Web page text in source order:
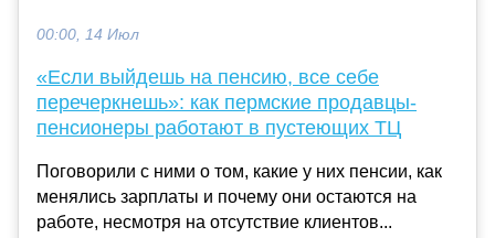
00:00, 14 Июл
«Если выйдешь на пенсию, все себе
перечеркнешь»: как пермские продавцы-
пенсионеры работают в пустеющих ТЦ
Поговорили с ними о том, какие у них пенсии, как
менялись зарплаты и почему они остаются на
работе, несмотря на отсутствие клиентов...